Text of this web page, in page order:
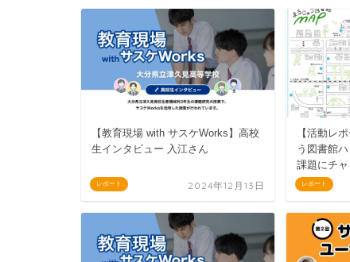
レポート
【教育現場 with サスケWorks】高校
生インタビュー 入江さん
2024年12月13日 レポート
【活動レ
う図書館
課題にチャ